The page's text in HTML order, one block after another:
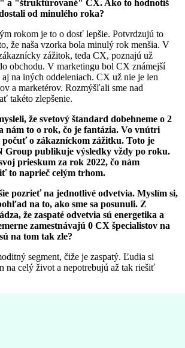
a "štruktúrované" CX. Ako to hodnotíš
od minulého roka?
rokom je to o dosť lepšie. Potvrdzujú to
že naša vzorka bola minulý rok menšia. V
zážitok, teda CX, poznajú už
obchodu. V marketingu bol CX známejší
aj na iných oddeleniach. CX už nie je len
a marketérov. Rozmýšľali sme nad
takéto zlepšenie.
že svetový štandard dobehneme o 2
nám to o rok, čo je fantázia. Vo vnútri
počuť o zákazníckom zážitku. Toto je
Group publikuje výsledky vždy po roku.
prieskum za rok 2022, čo nám
to naprieč celým trhom.
pozrieť na jednotlivé odvetvia. Myslím si,
na to, ako sme sa posunuli. Z
že zaspaté odvetvia sú energetika a
zamestnávajú 0 CX špecialistov na
na tom tak zle?
segment, čiže je zaspatý. Ľudia si
na celý život a nepotrebujú až tak riešiť